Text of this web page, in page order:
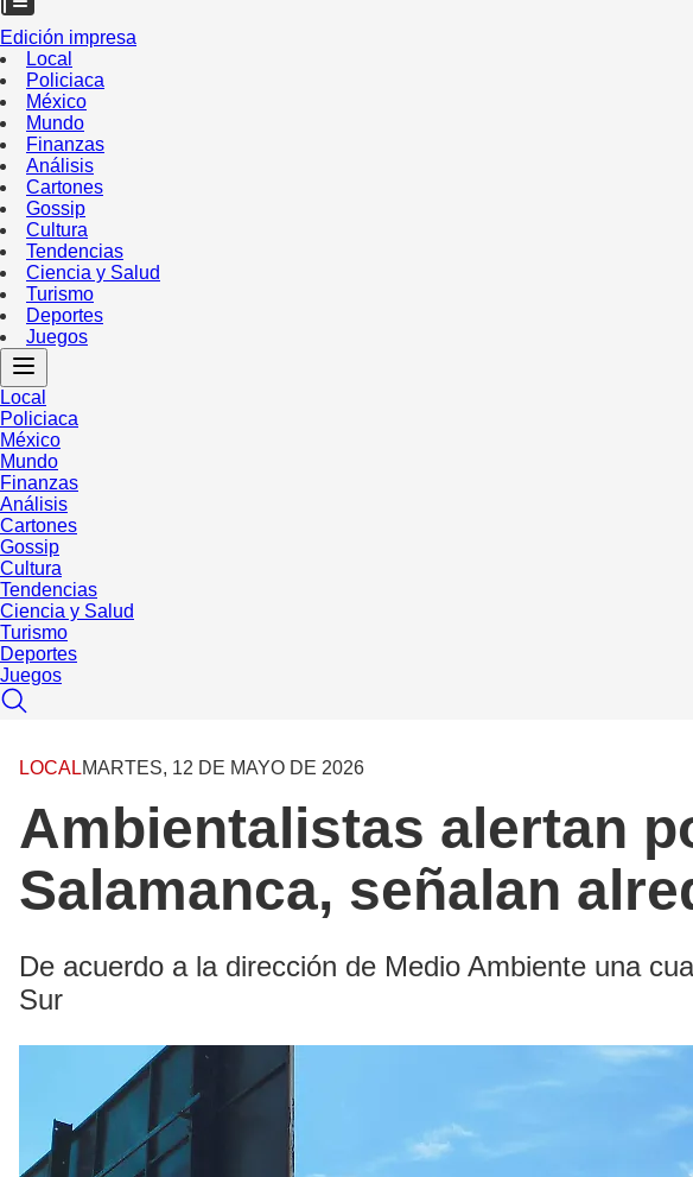
Edición impresa
Local
Policiaca
México
Mundo
Finanzas
Análisis
Cartones
Gossip
Cultura
Tendencias
Ciencia y Salud
Turismo
Deportes
Juegos
Local
Policiaca
México
Mundo
Finanzas
Análisis
Cartones
Gossip
Cultura
Tendencias
Ciencia y Salud
Turismo
Deportes
Juegos
LOCALMARTES, 12 DE MAYO DE 2026
Ambientalistas alertan
Salamanca, señalan
De acuerdo a la dirección de Medio Ambiente una
Sur